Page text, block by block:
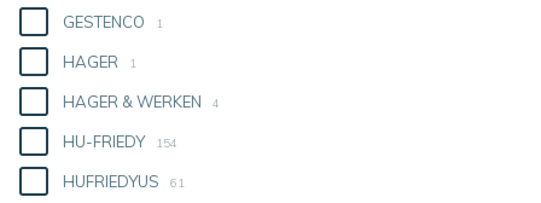
GESTENCO 1
HAGER 1
HAGER & WERKEN 4
HU-FRIEDY 154
HUFRIEDYUS 61